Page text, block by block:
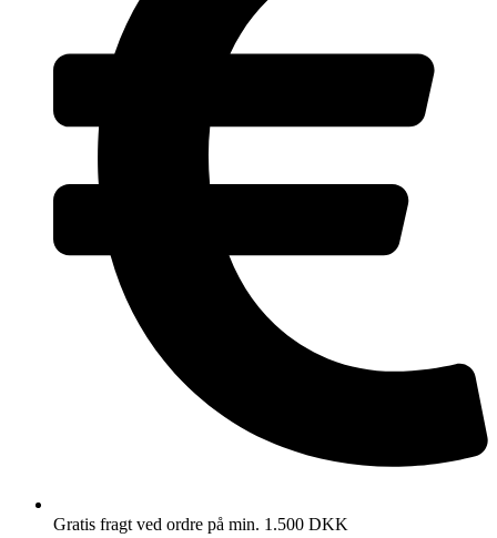
Gratis fragt ved ordre på min. 1.500 DKK